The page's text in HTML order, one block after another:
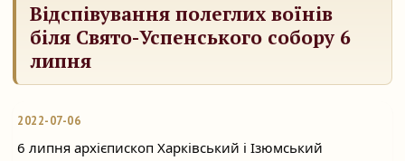
Відспівування полеглих воїнів
біля Свято-Успенського собору 6
липня
2022-07-06
6 липня архієпископ Харківський і Ізюмський